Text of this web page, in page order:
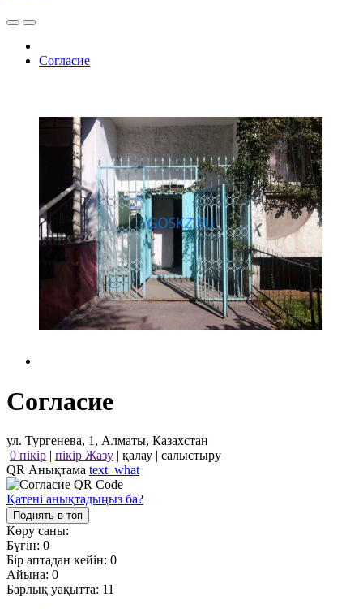
Согласие
Согласие
ул. Тургенева, 1, Алматы, Казахстан
0 пікір | пікір Жазу | қалау | салыстыру
QR Анықтама text_what
Қатені анықтадыңыз ба?
Поднять в топ
Көру саны:
Бүгін: 0
Бір аптадан кейін: 0
Айына: 0
Барлық уақытта: 11